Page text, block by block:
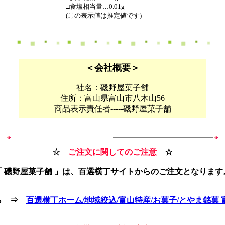
□食塩相当量…0.01g
(この表示値は推定値です)
＜会社概要＞
社名：磯野屋菓子舗
住所：富山県富山市八木山56
商品表示責任者-----磯野屋菓子舗
☆ ご注文に関してのご注意 ☆
磯野屋菓子舗 」は、百選横丁サイトからのご注文となります
ら ⇒ 百選横丁ホーム/地域絞込/富山特産/お菓子/とやま銘菓